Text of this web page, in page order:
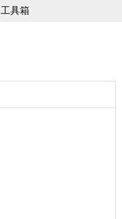
工具箱